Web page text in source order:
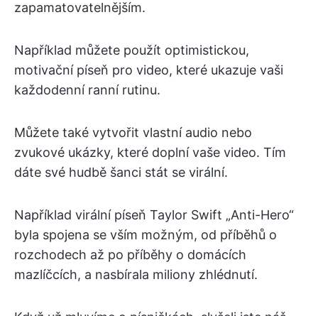
zapamatovatelnějším.
Například můžete použít optimistickou,
motivační píseň pro video, které ukazuje vaši
každodenní ranní rutinu.
Můžete také vytvořit vlastní audio nebo
zvukové ukázky, které doplní vaše video. Tím
dáte své hudbě šanci stát se virální.
Například virální píseň Taylor Swift „Anti-Hero“
byla spojena se vším možným, od příběhů o
rozchodech až po příběhy o domácích
mazlíčcích, a nasbírala miliony zhlédnutí.